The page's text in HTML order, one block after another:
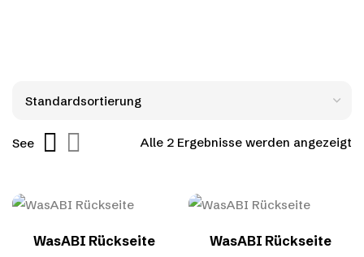
Alle 2 Ergebnisse werden angezeigt
See
WasABI Rückseite WasABI Rückseite